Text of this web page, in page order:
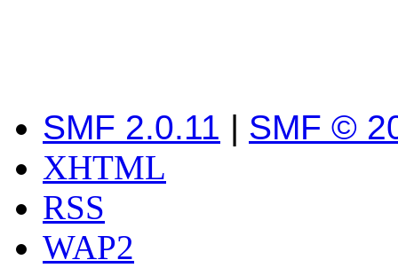
SMF 2.0.11 | SMF ©
XHTML
RSS
WAP2